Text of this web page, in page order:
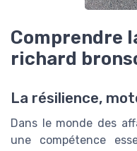
Comprendre
richard
La résilience,
Dans le monde des
une compétence